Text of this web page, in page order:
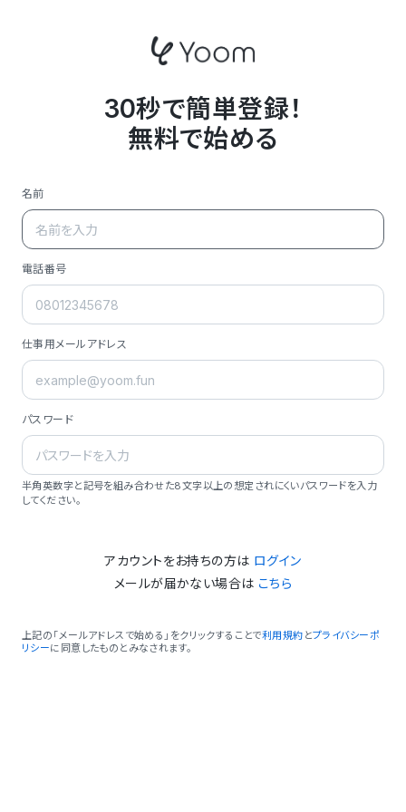
30秒で簡単登録！
無料で始める
名前
電話番号
仕事用メールアドレス
パスワード
半角英数字と記号を組み合わせた8文字以上の想定されにくいパスワードを入力
してください。
アカウントをお持ちの方は ログイン
メールが届かない場合は こちら
上記の「メールアドレスで始める」をクリックすることで利用規約 とプライバシーポ
リシーに同意したものとみなされます。